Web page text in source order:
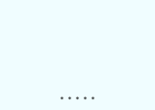
＊＊＊＊＊